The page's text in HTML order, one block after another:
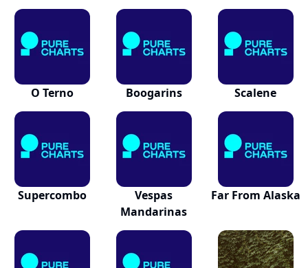
O Terno Boogarins Scalene
Supercombo
Vespas
Mandarinas
Far From Alaska